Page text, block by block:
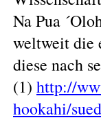
Na Pua
weltweit die
diese nach
(1) http://
hookahi/